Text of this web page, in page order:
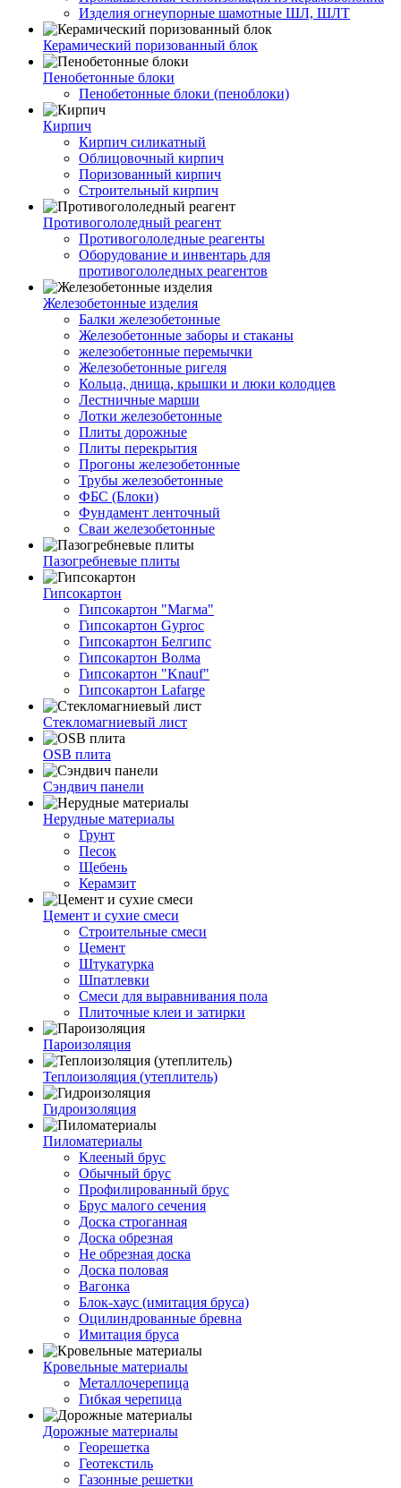
Изделия огнеупорные шамотные ШЛ, ШЛТ
Керамический поризованный блок
Пенобетонные блоки
Пенобетонные блоки (пеноблоки)
Кирпич
Кирпич силикатный
Облицовочный кирпич
Поризованный кирпич
Строительный кирпич
Противогололедный реагент
Противогололедные реагенты
Оборудование и инвентарь для
противогололедных реагентов
Железобетонные изделия
Балки железобетонные
Железобетонные заборы и стаканы
железобетонные перемычки
Железобетонные ригеля
Кольца, днища, крышки и люки колодцев
Лестничные марши
Лотки железобетонные
Плиты дорожные
Плиты перекрытия
Прогоны железобетонные
Трубы железобетонные
ФБС (Блоки)
Фундамент ленточный
Сваи железобетонные
Пазогребневые плиты
Гипсокартон
Гипсокартон "Магма"
Гипсокартон Gyproc
Гипсокартон Белгипс
Гипсокартон Волма
Гипсокартон "Knauf"
Гипсокартон Lafarge
Стекломагниевый лист
OSB плита
Сэндвич панели
Нерудные материалы
Грунт
Песок
Щебень
Керамзит
Цемент и сухие смеси
Строительные смеси
Цемент
Штукатурка
Шпатлевки
Смеси для выравнивания пола
Плиточные клеи и затирки
Пароизоляция
Теплоизоляция (утеплитель)
Гидроизоляция
Пиломатериалы
Клееный брус
Обычный брус
Профилированный брус
Брус малого сечения
Доска строганная
Доска обрезная
Не обрезная доска
Доска половая
Вагонка
Блок-хаус (имитация бруса)
Оцилиндрованные бревна
Имитация бруса
Кровельные материалы
Металлочерепица
Гибкая черепица
Дорожные материалы
Георешетка
Геотекстиль
Газонные решетки